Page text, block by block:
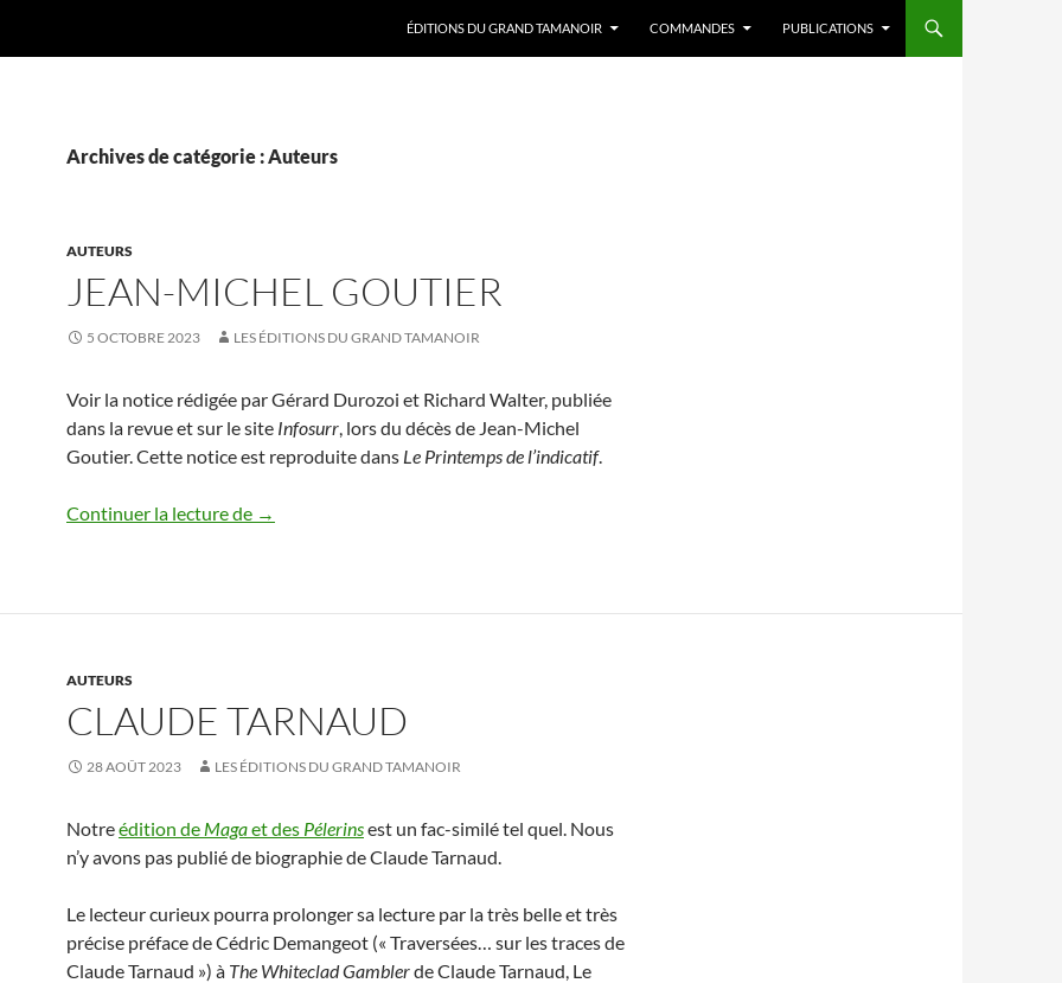
ÉDITIONS DU GRAND TAMANOIR
COMMANDES PUBLICATIONS
Archives de catégorie : Auteurs
AUTEURS
JEAN-MICHEL GOUTIER
5 OCTOBRE 2023 LES ÉDITIONS DU GRAND TAMANOIR
Voir la notice rédigée par Gérard Durozoi et Richard Walter, publiée
dans la revue et sur le site Infosurr, lors du décès de Jean-Michel
Goutier. Cette notice est reproduite dans Le Printemps de l’indicatif.
Continuer la lecture de Jean-Michel Goutier
→
AUTEURS
CLAUDE TARNAUD
28 AOÛT 2023 LES ÉDITIONS DU GRAND TAMANOIR
Notreédition de Magaet des Pélerinsest un fac-similé tel quel. Nous
n’y avons pas publié de biographie de Claude Tarnaud.
Le lecteur curieux pourra prolonger sa lecture par la très belle et très
précise préface deCédric Demangeot (« Traversées… sur les traces de
Claude Tarnaud ») à The Whiteclad Gamblerde Claude Tarnaud, Le